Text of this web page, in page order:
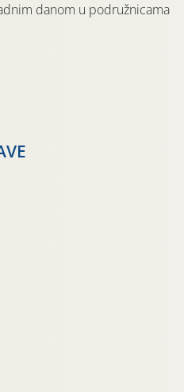
danom u podružnicama